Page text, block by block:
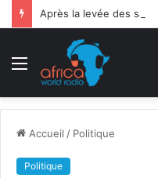
Menu
Accueil / Politique
Politique